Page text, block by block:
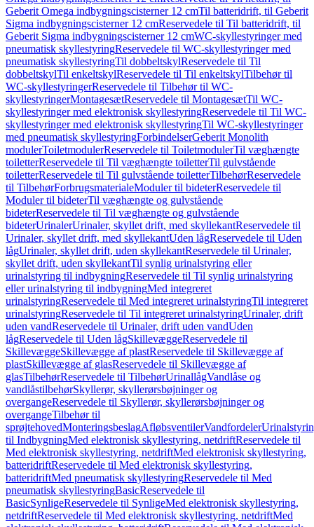
Geberit Omega indbygningscisterner 12 cmTil batteridrift, til Geberit
Sigma indbygningscisterner 12 cmReservedele til Til batteridrift, til
Geberit Sigma indbygningscisterner 12 cmWC-skyllestyringer med
pneumatisk skyllestyringReservedele til WC-skyllestyringer med
pneumatisk skyllestyringTil dobbeltskylReservedele til Til
dobbeltskylTil enkeltskylReservedele til Til enkeltskylTilbehør til
WC-skyllestyringerReservedele til Tilbehør til WC-
skyllestyringerMontagesætReservedele til MontagesætTil WC-
skyllestyringer med elektronisk skyllestyringReservedele til Til WC-
skyllestyringer med elektronisk skyllestyringTil WC-skyllestyringer
med pneumatisk skyllestyringForbindelserGeberit Monolith
modulerToiletmodulerReservedele til ToiletmodulerTil væghængte
toiletterReservedele til Til væghængte toiletterTil gulvstående
toiletterReservedele til Til gulvstående toiletterTilbehørReservedele
til TilbehørForbrugsmaterialeModuler til bideterReservedele til
Moduler til bideterTil væghængte og gulvstående
bideterReservedele til Til væghængte og gulvstående
bideterUrinalerUrinaler, skyllet drift, med skyllekantReservedele til
Urinaler, skyllet drift, med skyllekantUden lågReservedele til Uden
lågUrinaler, skyllet drift, uden skyllekantReservedele til Urinaler,
skyllet drift, uden skyllekantTil synlig urinalstyring eller
urinalstyring til indbygningReservedele til Til synlig urinalstyring
eller urinalstyring til indbygningMed integreret
urinalstyringReservedele til Med integreret urinalstyringTil integreret
urinalstyringReservedele til Til integreret urinalstyringUrinaler, drift
uden vandReservedele til Urinaler, drift uden vandUden
lågReservedele til Uden lågSkillevæggeReservedele til
SkillevæggeSkillevægge af plastReservedele til Skillevægge af
plastSkillevægge af glasReservedele til Skillevægge af
glasTilbehørReservedele til TilbehørUrinallågVandlåse og
vandlåstilbehørSkyllerør, skyllerørsbøjninger og
overgangeReservedele til Skyllerør, skyllerørsbøjninger og
overgangeTilbehør til
sprøjtehovedMonteringsbeslagAfløbsventilerVandfordeler
til IndbygningMed elektronisk skyllestyring, netdriftReservedele til
Med elektronisk skyllestyring, netdriftMed elektronisk skyllestyring,
batteridriftReservedele til Med elektronisk skyllestyring,
batteridriftMed pneumatisk skyllestyringReservedele til Med
pneumatisk skyllestyringBasicReservedele til
BasicSynligeReservedele til SynligeMed elektronisk skyllestyring,
netdriftReservedele til Med elektronisk skyllestyring, netdriftMed